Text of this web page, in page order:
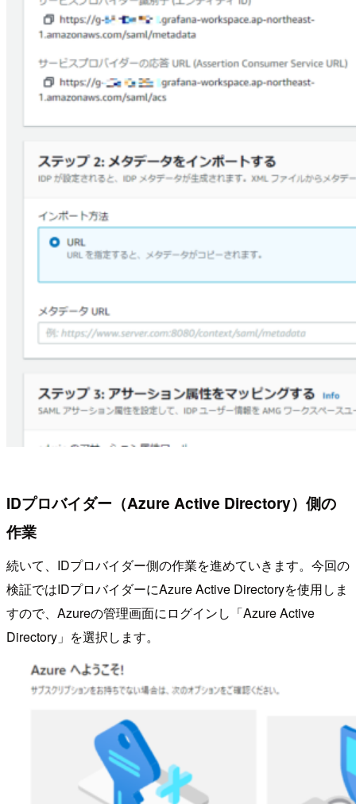
IDプロバイダー（Azure Active Directory）側の
作業
続いて、IDプロバイダー側の作業を進めていきます。今回の
検証ではIDプロバイダーにAzure Active Directoryを使用しま
すので、Azureの管理画面にログインし「Azure Active
Directory」を選択します。